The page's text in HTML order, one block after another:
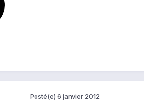
Posté(e) 6 janvier 2012